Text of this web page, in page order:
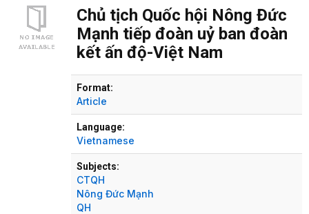
Chủ tịch Quốc hội Nông Đức
Mạnh tiếp đoàn uỷ ban đoàn
kết ấn độ-Việt Nam
Format:
Article
Language:
Vietnamese
Subjects:
CTQH
Nông Đức Mạnh
QH